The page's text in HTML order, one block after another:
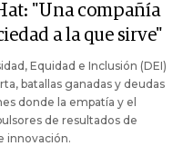
"Una compañía
a la que sirve"
Equidad e Inclusión (DEI)
batallas ganadas y deudas
donde la empatía y el
de resultados de
innovación.